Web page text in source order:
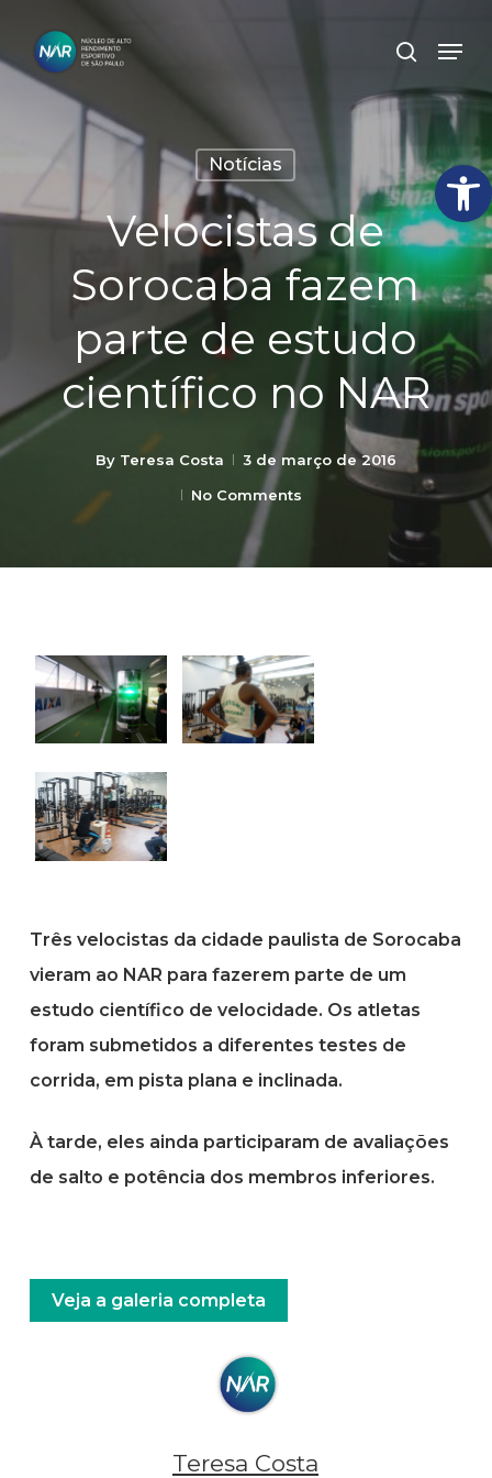
Abrir
main
search
Notícias
Velocistas de
Sorocaba fazem
parte de estudo
científico no NAR
By Teresa Costa
3 de março de 2016
No Comments
Três velocistas da cidade paulista de Sorocaba
vieram ao NAR para fazerem parte de um
estudo científico de velocidade. Os atletas
foram submetidos a diferentes testes de
corrida, em pista plana e inclinada.
À tarde, eles ainda participaram de avaliações
de salto e potência dos membros inferiores.
Veja a galeria completa
Teresa Costa
Menu